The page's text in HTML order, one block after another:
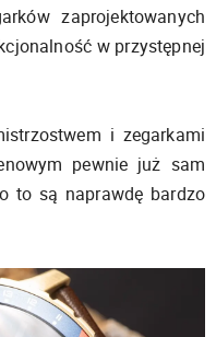
zaprojektowanych
w przystępnej
i zegarkami
pewnie już sam
to są naprawdę bardzo